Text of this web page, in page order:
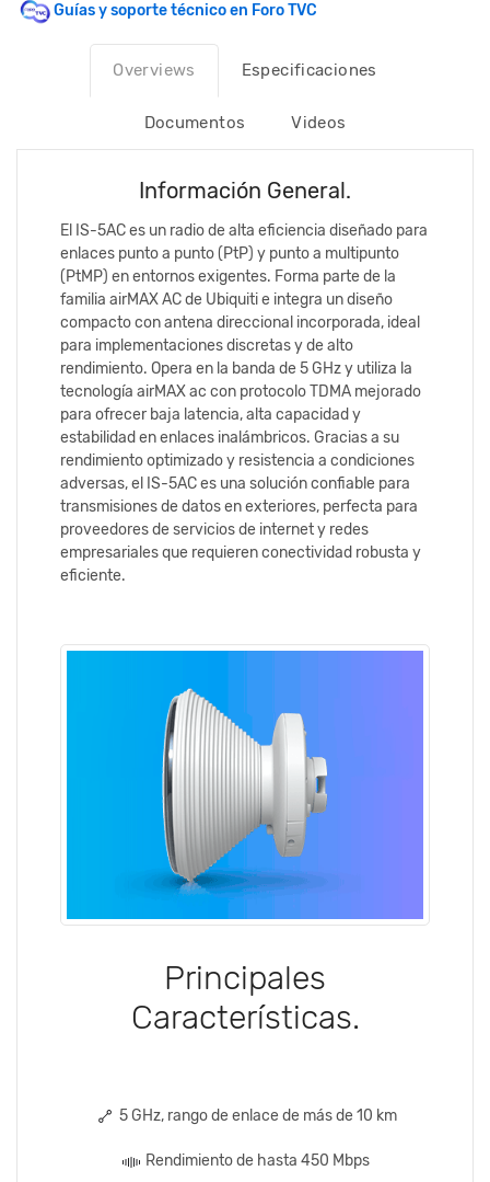
Guías y soporte técnico en Foro TVC
Overviews Especificaciones
Documentos Videos
Información General.
El IS-5AC es un radio de alta eficiencia diseñado para
enlaces punto a punto (PtP) y punto a multipunto
(PtMP) en entornos exigentes. Forma parte de la
familia airMAX AC de Ubiquiti e integra un diseño
compacto con antena direccional incorporada, ideal
para implementaciones discretas y de alto
rendimiento. Opera en la banda de 5 GHz y utiliza la
tecnología airMAX ac con protocolo TDMA mejorado
para ofrecer baja latencia, alta capacidad y
estabilidad en enlaces inalámbricos. Gracias a su
rendimiento optimizado y resistencia a condiciones
adversas, el IS-5AC es una solución confiable para
transmisiones de datos en exteriores, perfecta para
proveedores de servicios de internet y redes
empresariales que requieren conectividad robusta y
eficiente.
Principales
Características.
5 GHz, rango de enlace de más de 10 km
Rendimiento de hasta 450 Mbps